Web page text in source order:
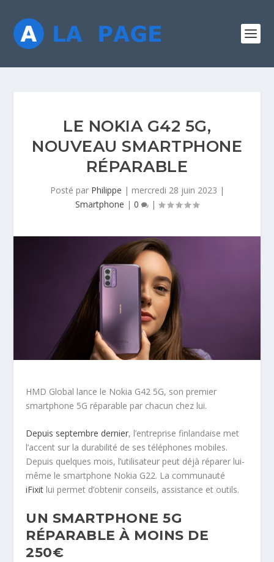
LE NOKIA G42 5G,
NOUVEAU SMARTPHONE
RÉPARABLE
Posté par Philippe | mercredi 28 juin 2023 |
Smartphone | 0 |
HMD Global lance le Nokia G42 5G, son premier
smartphone 5G réparable par chacun chez lui.
Depuis septembre dernier, l’entreprise finlandaise met
l’accent sur la durabilité de ses téléphones mobiles.
Depuis quelques mois, l’utilisateur peut déjà réparer lui-
même le smartphone Nokia G22. La communauté
iFixit lui permet d’obtenir conseils, assistance et outils.
UN SMARTPHONE 5G
RÉPARABLE À MOINS DE
250€